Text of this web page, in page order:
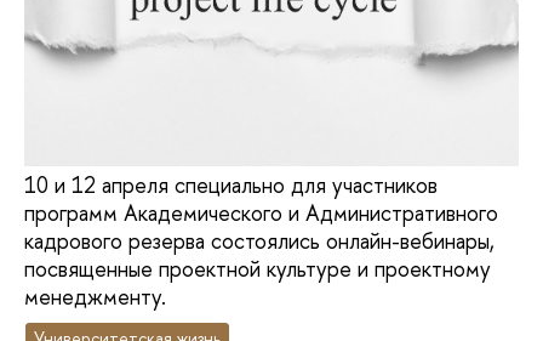
10 и 12 апреля специально для участников
программ Академического и Административного
кадрового резерва состоялись онлайн-вебинары,
посвященные проектной культуре и проектному
менеджменту.